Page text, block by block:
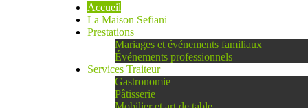
Accueil
La Maison Sefiani
Prestations
Mariages et événements familiaux
Événements professionnels
Services Traiteur
Gastronomie
Pâtisserie